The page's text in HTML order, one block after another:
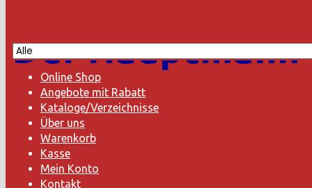
Online Shop
Angebote mit Rabatt
Kataloge/Verzeichnisse
Über uns
Warenkorb
Kasse
Mein Konto
Kontakt
Der Hauptmann